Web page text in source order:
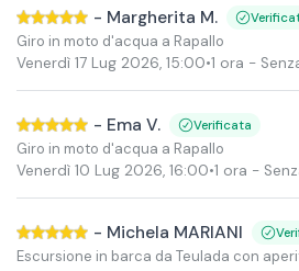
- Margherita M.
Giro in moto d'acqua a Rapallo
Venerdì 17 Lug 2026, 15:00•1 ora -
- Ema V. Verificata
Giro in moto d'acqua a Rapallo
Venerdì 10 Lug 2026, 16:00•1 ora -
- Michela MARIANI
Escursione in barca da Teulada con